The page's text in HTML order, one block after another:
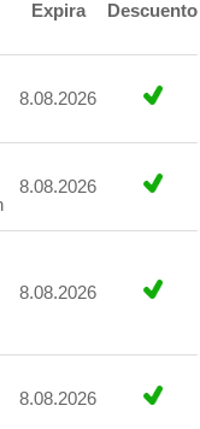
Expira Descuento
8.08.2026
8.08.2026
8.08.2026
8.08.2026